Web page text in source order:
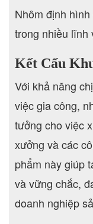
Nhôm định
trong nhiều lĩnh
Kết Cấu
Với khả năng
việc gia công,
tưởng cho việc
xưởng và các
phẩm này giúp
và vững chắc,
doanh nghiệp